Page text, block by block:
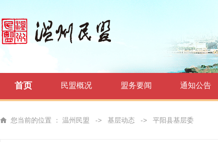
首页 民盟概况 盟务要闻 通知公告
您当前的位置 ： 温州民盟 -> 基层动态 -> 平阳县基层委